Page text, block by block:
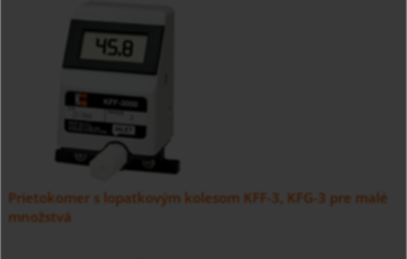
Prietokomer s lopatkovým kolesom KFF-3, KFG-3 pre malé
množstvá